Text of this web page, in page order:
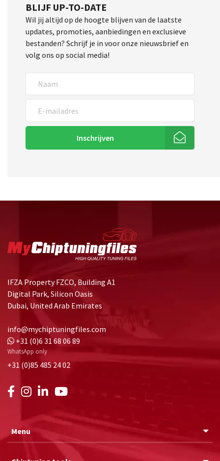
BLIJF UP-TO-DATE
Wil jij altijd op de hoogte blijven van de laatste
updates, promoties, aanbiedingen en exclusieve
bestanden? Schrijf je in voor onze nieuwsbrief en
volg ons op social media!
Inschrijven
IFZA Property FZCO, Building A1
Digital Park, Silicon Oasis
Dubai, United Arab Emirates
info@mychiptuningfiles.com
+31 (0)6 31 68 06 89
WhatsApp only
+31 (0)85 485 24 02
Menu